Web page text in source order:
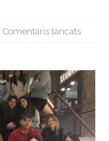
Comentaris tancats